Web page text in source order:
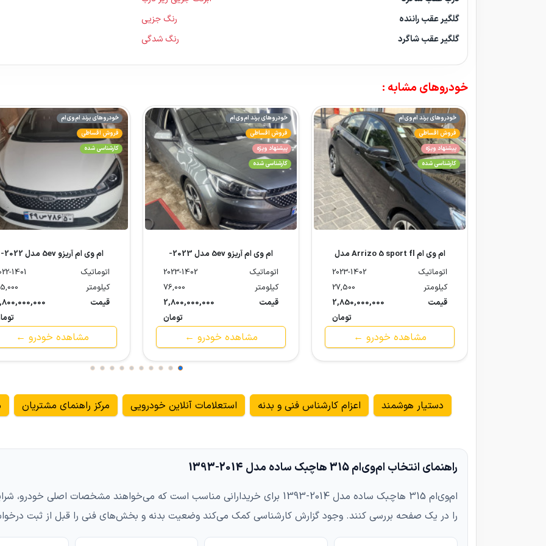
گلگیر عقب راننده
رنگ جزیی
گلگیر عقب شاگرد
رنگ شدگی
خودروهای مشابه :
خودروهای برند ام‌وی‌ام
فروش اقساطی
پیشنهاد ویژه
کارشناسی شده
ام وی ام Arrizo 5 sport fl مدل
اتوماتیک
2023-1402
کیلومتر
27,500
قیمت
2,850,000,000
تومان
مشاهده خودرو ←
خودروهای برند ام‌وی‌ام
فروش اقساطی
پیشنهاد ویژه
کارشناسی شده
ام وی ام آریزو 5ev مدل 2023-
اتوماتیک
2023-1402
کیلومتر
76,000
قیمت
2,800,000,000
تومان
مشاهده خودرو ←
خودروهای برند ام‌وی‌ام
فروش اقساطی
کارشناسی شده
ام وی ام آریزو 5ev مدل 2022-
اتوماتیک
1401
کیلومتر
قیمت
مشاهده خودرو ←
دستیار هوشمند اعزام کارشناس فنی و بدنه استعلامات آنلاین خودرویی مرکز راهنمای مشتریان
راهنمای انتخاب ام‌وی‌ام 315 هاچبک ساده مدل 2014-1393
ام‌وی‌ام 315 هاچبک ساده مدل 2014-1393 برای خریدارانی مناسب است که می‌خواهند
را در یک صفحه بررسی کنند. وجود گزارش کارشناسی کمک می‌کند وضعیت بدنه و بخش‌های فنی را قبل از ثبت